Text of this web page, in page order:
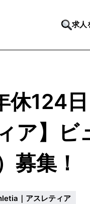
求人
休124
ア】ビ
募集！
｜アスレティア